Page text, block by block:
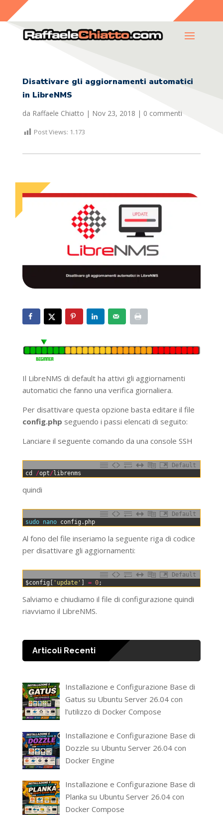
Disattivare gli aggiornamenti automatici
in LibreNMS
da Raffaele Chiatto | Nov 23, 2018 | 0 commenti
Post Views: 1.173
Il LibreNMS di default ha attivi gli aggiornamenti
automatici che fanno una verifica giornaliera.
Per disattivare questa opzione basta editare il file
config.php seguendo i passi elencati di seguito:
Lanciare il seguente comando da una console SSH
Default
cd /opt/ librenms
quindi
Default
sudo nano config . php
Al fono del file inseriamo la seguente riga di codice
per disattivare gli aggiornamenti:
Default
$config 'update' = 0;
Salviamo e chiudiamo il file di configurazione quindi
riavviamo il LibreNMS.
Articoli Recenti
Installazione e Configurazione Base di
Gatus su Ubuntu Server 26.04 con
l’utilizzo di Docker Compose
Installazione e Configurazione Base di
Dozzle su Ubuntu Server 26.04 con
Docker Engine
Installazione e Configurazione Base di
Planka su Ubuntu Server 26.04 con
Docker Compose